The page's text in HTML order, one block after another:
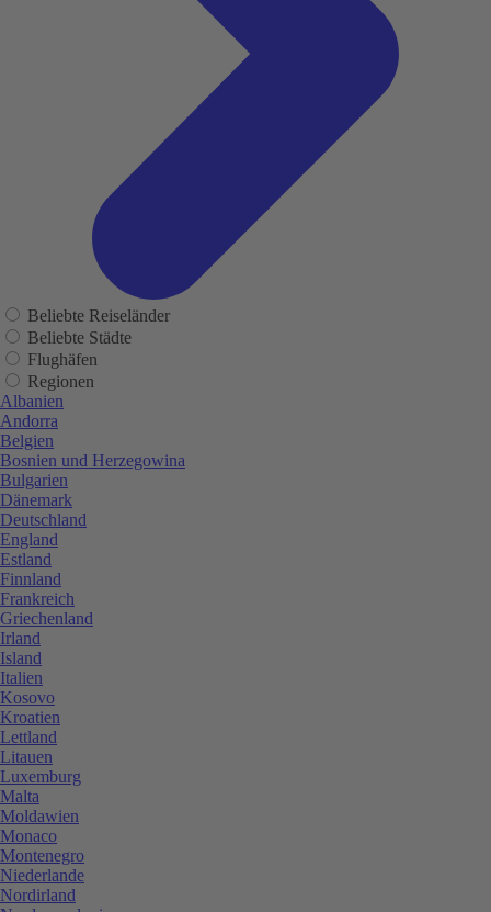
Beliebte Reiseländer
Beliebte Städte
Flughäfen
Regionen
Albanien
Andorra
Belgien
Bosnien und Herzegowina
Bulgarien
Dänemark
Deutschland
England
Estland
Finnland
Frankreich
Griechenland
Irland
Island
Italien
Kosovo
Kroatien
Lettland
Litauen
Luxemburg
Malta
Moldawien
Monaco
Montenegro
Niederlande
Nordirland